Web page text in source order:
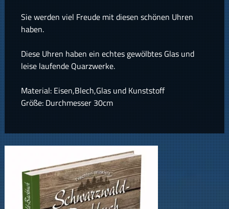
Sie werden viel Freude mit diesen schönen Uhren
haben.
Diese Uhren haben ein echtes gewölbtes Glas und
leise laufende Quarzwerke.
Material: Eisen,Blech,Glas und Kunststoff
Größe: Durchmesser 30cm